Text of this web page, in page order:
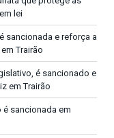
lei
sancionada e reforça a
Trairão
é sancionado e
em Trairão
é sancionada em